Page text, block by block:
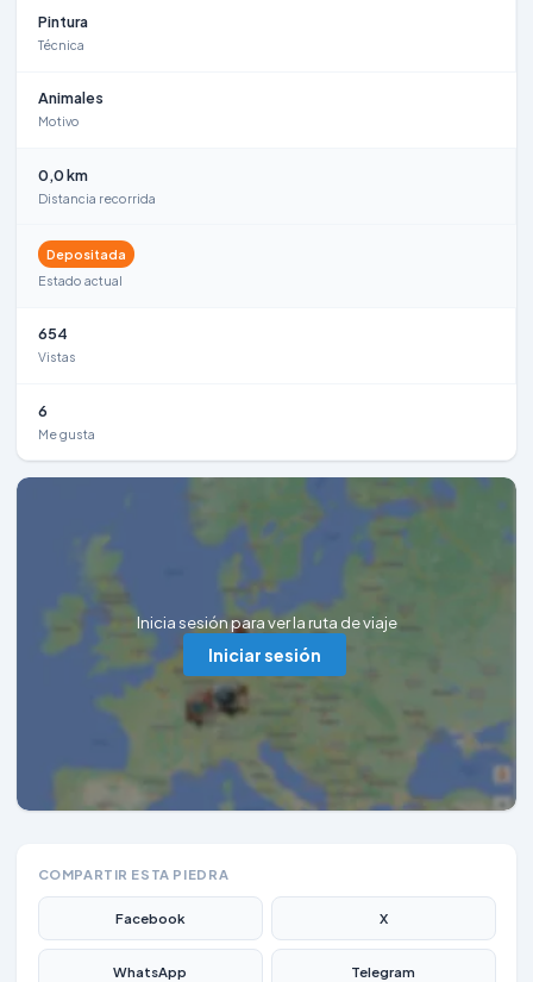
Pintura
Técnica
Animales
Motivo
0,0 km
Distancia recorrida
Depositada
Estado actual
654
Vistas
6
Me gusta
Inicia sesión para ver la ruta de viaje
Iniciar sesión
COMPARTIR ESTA PIEDRA
Facebook X
WhatsApp Telegram